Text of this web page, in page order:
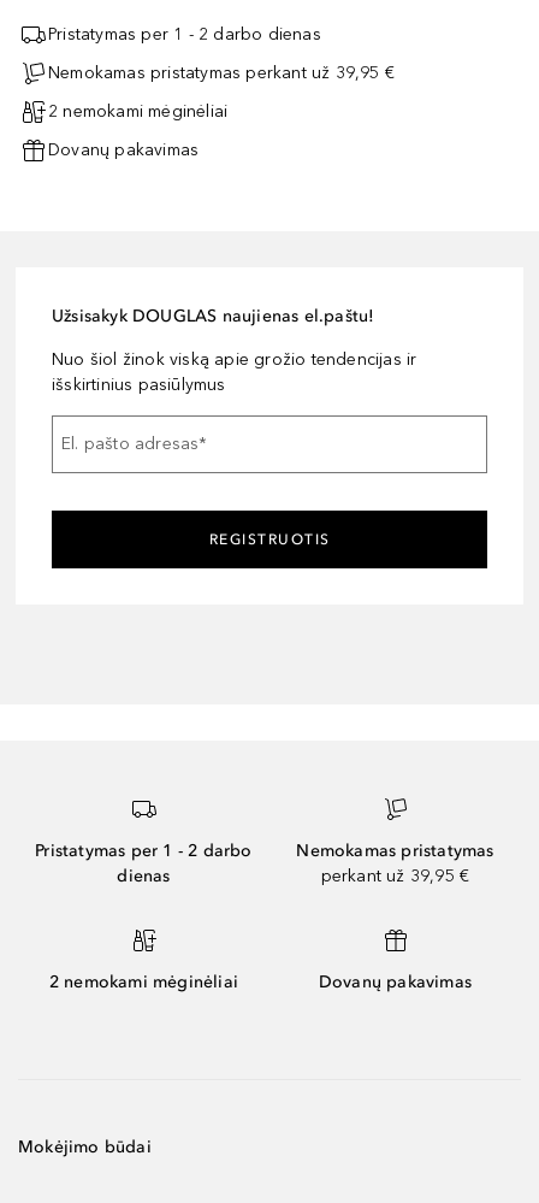
Pristatymas per 1 - 2 darbo dienas
Nemokamas pristatymas perkant už 39,95 €
2 nemokami mėginėliai
Dovanų pakavimas
Užsisakyk DOUGLAS naujienas el.paštu!
Nuo šiol žinok viską apie grožio tendencijas ir
išskirtinius pasiūlymus
El. pašto adresas*
REGISTRUOTIS
Pristatymas per 1 - 2 darbo
dienas
Nemokamas pristatymas
perkant už 39,95 €
2 nemokami mėginėliai Dovanų pakavimas
Mokėjimo būdai